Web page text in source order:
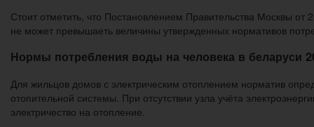
Стоит отметить, что Постановлением Правительства Москвы
не может превышаеть величины утвержденных нормативов
Нормы потребления воды на человека в беларуси
Для жильцов домов с электрическим отоплением норматив
отопительной системы. При отсутствии узла учёта
электричество на отопление.